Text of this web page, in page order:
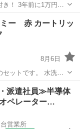
き！ 3年前に1万円ほ
ー 赤 カートリッ
8月6日
セットです。 水洗い
用品 LAMY
派遣社員≫半導体
ペレーター…
営業所